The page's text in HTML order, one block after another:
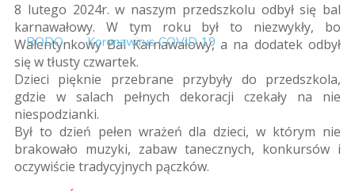
RODO Koronawirus COVID 19
8 lutego 2024r. w naszym przedszkolu odbył się bal
karnawałowy. W tym roku był to niezwykły, bo
Walentynkowy Bal Karnawałowy, a na dodatek odbył
się w tłusty czwartek.
Dzieci pięknie przebrane przybyły do przedszkola,
gdzie w salach pełnych dekoracji czekały na nie
niespodzianki.
Był to dzień pełen wrażeń dla dzieci, w którym nie
brakowało muzyki, zabaw tanecznych, konkursów i
oczywiście tradycyjnych pączków.